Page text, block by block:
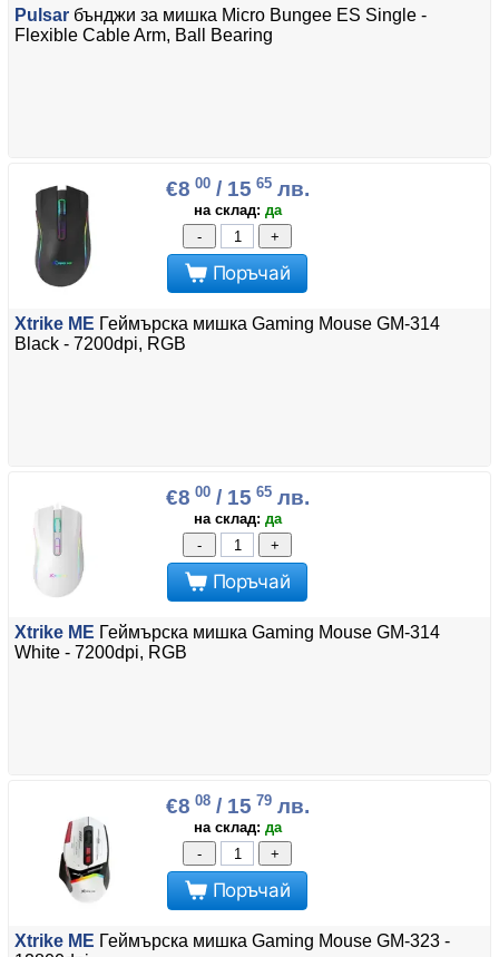
Pulsar бънджи за мишка Micro Bungee ES Single -
Flexible Cable Arm, Ball Bearing
€8 00/ 15 65лв.
на склад: да
-
+
Поръчай
Xtrike ME Геймърска мишка Gaming Mouse GM-314
Black - 7200dpi, RGB
€8 00/ 15 65лв.
на склад: да
-
+
Поръчай
Xtrike ME Геймърска мишка Gaming Mouse GM-314
White - 7200dpi, RGB
€8 08/ 15 79лв.
на склад: да
-
+
Поръчай
Xtrike ME Геймърска мишка Gaming Mouse GM-323 -